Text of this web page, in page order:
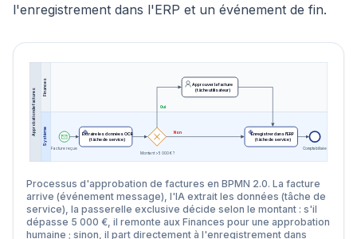
l'enregistrement dans l'ERP et un événement de fin.
Approbation de factures
Finances
Système
Facture reçue
Extraire les données OCR
(tâche de service)
Montant > 5 000 € ?
Approuver la facture
(tâche utilisateur)
Enregistrer dans l'ERP
(tâche de service)
Comptabilisée
Oui
Non
Processus d'approbation de factures en BPMN 2.0. La facture
arrive (événement message), l'IA extrait les données (tâche de
service), la passerelle exclusive décide selon le montant : s'il
dépasse 5 000 €, il remonte aux Finances pour une approbation
humaine ; sinon, il part directement à l'enregistrement dans